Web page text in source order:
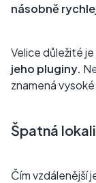
násobně
Velice důležité
jeho pluginy.
znamená
Špatná
Čím vzdálenější